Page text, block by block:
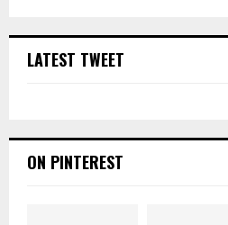
LATEST TWEET
ON PINTEREST